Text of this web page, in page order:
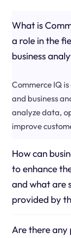
What is
a role in the
business
Commerce IQ
and business
analyze data,
improve
How can
to enhance
and what are
provided by
Are there